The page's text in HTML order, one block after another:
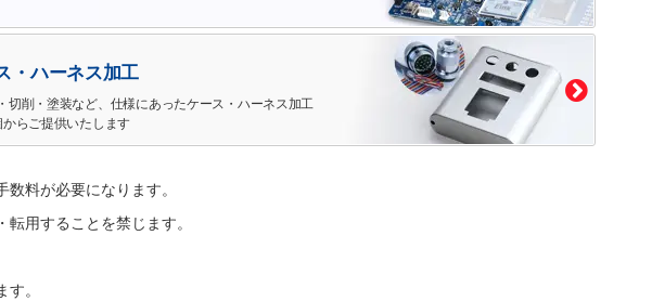
・ハーネス加工
切削・塗装など、仕様にあったケース・ハーネス加工
からご提供いたします
料が必要になります。
用することを禁じます。
。